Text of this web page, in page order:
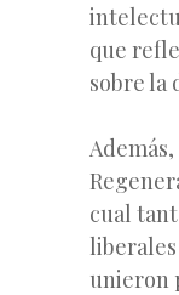
que
sobre la
cual
unieron